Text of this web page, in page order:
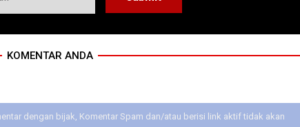
KOMENTAR ANDA
dengan bijak, Komentar Spam dan/atau berisi link aktif tidak akan